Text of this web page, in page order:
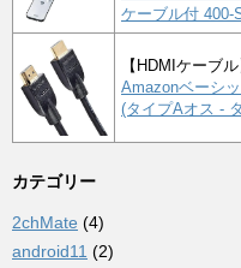
ケーブル付 400-
【HDMIケーブル
Amazonベーシ
(タイプAオス -
カテゴリー
2chMate (4)
android11 (2)